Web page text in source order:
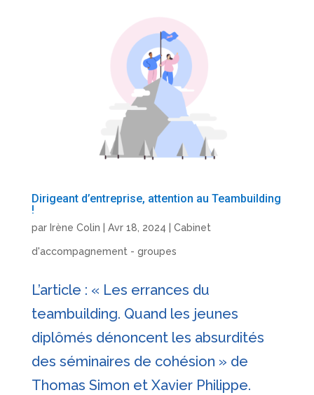
Dirigeant d’entreprise, attention au Teambuilding
!
par Irène Colin Avr 18, 2024 Cabinet
d'accompagnement - groupes
L’article : « Les errances du
teambuilding. Quand les jeunes
diplômés dénoncent les absurdités
des séminaires de cohésion » de
Thomas Simon et Xavier Philippe.